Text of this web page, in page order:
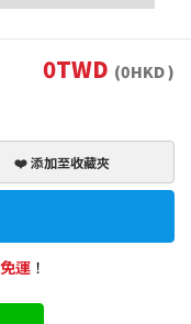
0TWD (0HKD )
❤️ 添加至收藏夾
運！